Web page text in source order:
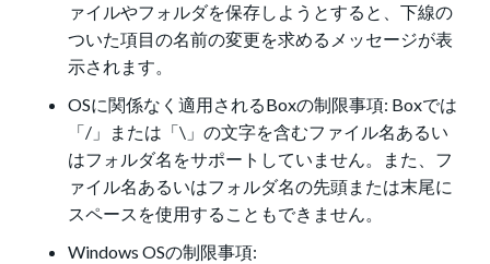
ァイルやフォルダを保存しようとすると、下線の
ついた項目の名前の変更を求めるメッセージが表
示されます。
OSに関係なく適用されるBoxの制限事項: Boxでは
「/」または「\」の文字を含むファイル名あるい
はフォルダ名をサポートしていません。また、フ
ァイル名あるいはフォルダ名の先頭または末尾に
スペースを使用することもできません。
Windows OSの制限事項: